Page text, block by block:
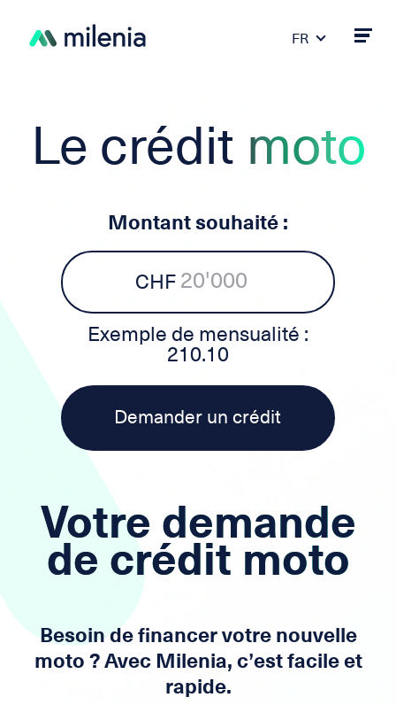
FR
IT
EN
Le crédit moto
Montant souhaité :
CHF
Exemple de mensualité :
210.10
Demander un crédit
Votre demande
de crédit moto
Besoin de financer votre nouvelle
moto ? Avec Milenia, c’est facile et
rapide.